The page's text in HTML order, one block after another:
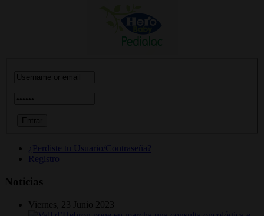
¿Perdiste tu Usuario/Contraseña?
Registro
Noticias
Viernes, 23 Junio 2023